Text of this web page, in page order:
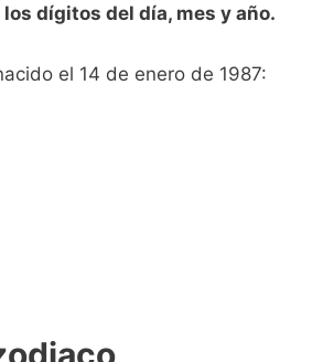
dígitos del día, mes y año.
el 14 de enero de 1987: